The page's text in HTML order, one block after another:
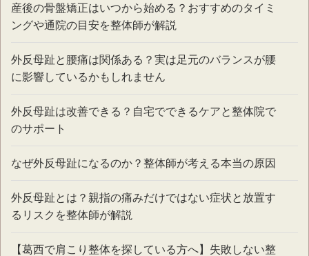
産後の骨盤矯正はいつから始める？おすすめのタイミ
ングや通院の目安を整体師が解説
外反母趾と腰痛は関係ある？実は足元のバランスが腰
に影響しているかもしれません
外反母趾は改善できる？自宅でできるケアと整体院で
のサポート
なぜ外反母趾になるのか？整体師が考える本当の原因
外反母趾とは？親指の痛みだけではない症状と放置す
るリスクを整体師が解説
【葛西で肩こり整体を探している方へ】失敗しない整